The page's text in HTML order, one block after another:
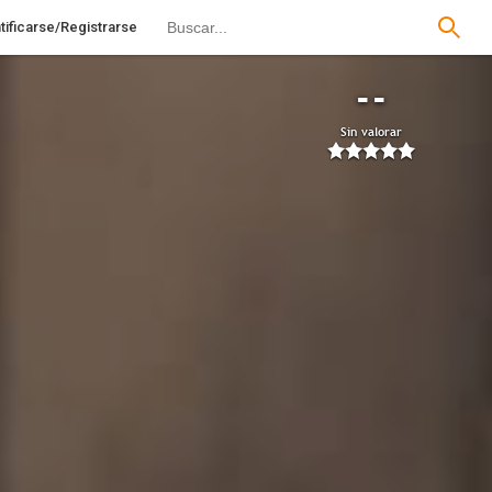
Registrarse
--
Sin valorar